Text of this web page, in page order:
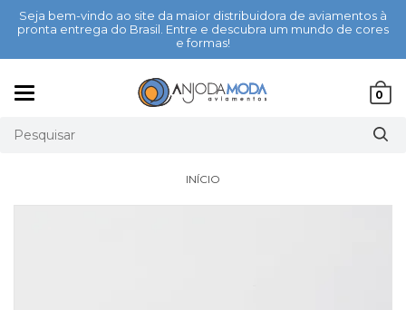
Seja bem-vindo ao site da maior distribuidora de aviamentos à
pronta entrega do Brasil. Entre e descubra um mundo de cores
e formas!
0
INÍCIO